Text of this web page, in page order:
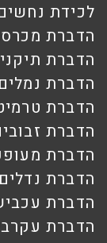
לכידת
הדברת
הדברת
הדברת נמלים
הדברת
הדברת
הדברת
הדברת נדלים
הדברת
הדברת